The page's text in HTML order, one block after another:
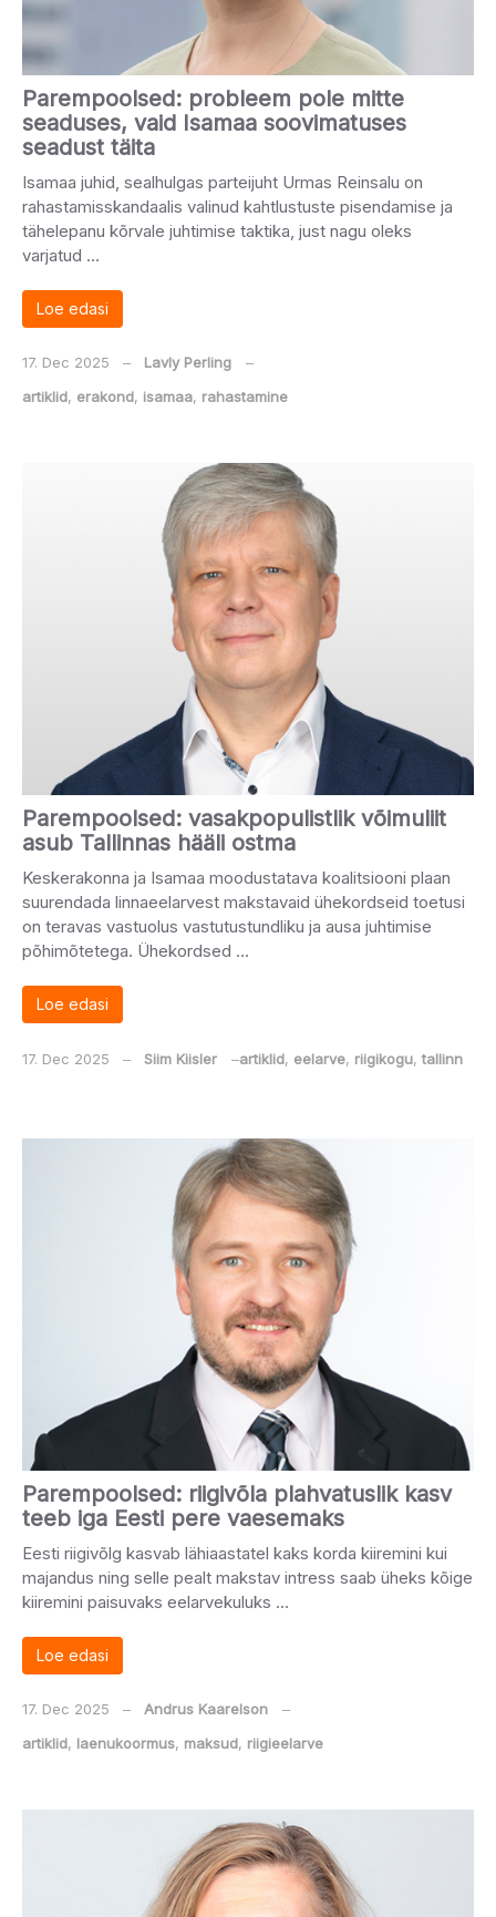
Parempoolsed: probleem pole mitte
seaduses, vaid Isamaa soovimatuses
seadust täita
Isamaa juhid, sealhulgas parteijuht Urmas Reinsalu on
rahastamisskandaalis valinud kahtlustuste pisendamise ja
tähelepanu kõrvale juhtimise taktika, just nagu oleks
varjatud …
Loe edasi
17. Dec 2025 ‒ Lavly Perling
‒
artiklid, erakond, isamaa, rahastamine
Parempoolsed: vasakpopulistlik võimuliit
asub Tallinnas hääli ostma
Keskerakonna ja Isamaa moodustatava koalitsiooni plaan
suurendada linnaeelarvest makstavaid ühekordseid toetusi
on teravas vastuolus vastutustundliku ja ausa juhtimise
põhimõtetega. Ühekordsed …
Loe edasi
17. Dec 2025 ‒ Siim Kiisler ‒artiklid, eelarve, riigikogu, tallinn
Parempoolsed: riigivõla plahvatuslik kasv
teeb iga Eesti pere vaesemaks
Eesti riigivõlg kasvab lähiaastatel kaks korda kiiremini kui
majandus ning selle pealt makstav intress saab üheks kõige
kiiremini paisuvaks eelarvekuluks …
Loe edasi
17. Dec 2025 ‒ Andrus Kaarelson
‒
artiklid, laenukoormus, maksud, riigieelarve